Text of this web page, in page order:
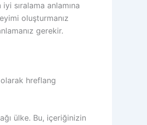
sıralama anlamına
oluşturmanız
gerekir.
hreflang
ülke. Bu, içeriğinizin